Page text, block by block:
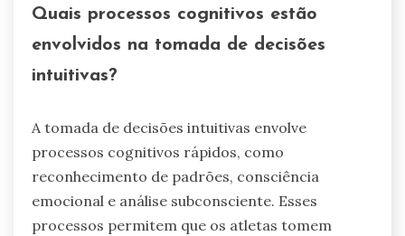
Quais processos cognitivos estão
envolvidos na tomada de decisões
intuitivas?
A tomada de decisões intuitivas envolve
processos cognitivos rápidos, como
reconhecimento de padrões, consciência
emocional e análise subconsciente. Esses
processos permitem que os atletas tomem